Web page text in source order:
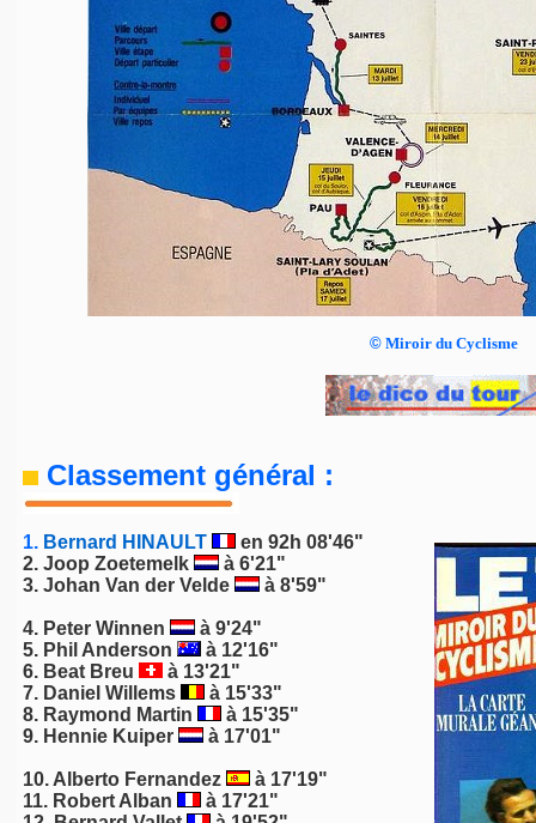
© Miroir du Cyclisme
Classement général :
1. Bernard HINAULT
en 92h 08'46"
2. Joop Zoetemelk
à 6'21"
3. Johan Van der Velde à 8'59"
4. Peter Winnen
à 9'24"
5. Phil Anderson
à 12'16"
6. Beat Breu
à 13'21"
7. Daniel Willems
à 15'33"
8. Raymond Martin
à 15'35"
9. Hennie Kuiper à 17'01"
10. Alberto Fernandez
à 17'19"
11. Robert Alban
à 17'21"